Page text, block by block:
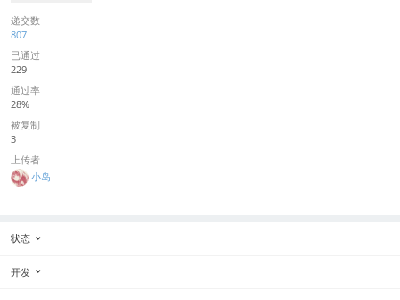
递交数
807
已通过
229
通过率
28%
被复制
3
上传者
小岛
状态
开发